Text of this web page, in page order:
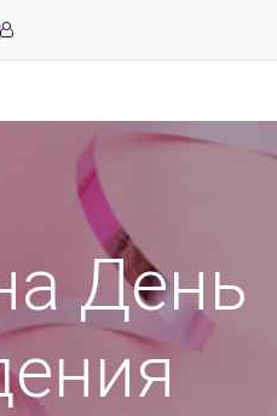
День